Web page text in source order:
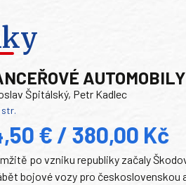
Špitálský, Petr Kadlec
€ / 380,00 Kč
po vzniku republiky začaly
bojové vozy pro československou